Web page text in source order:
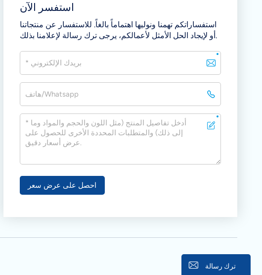
استفسر الآن
استفساراتكم تهمنا ونوليها اهتماماً بالغاً. للاستفسار عن منتجاتنا
أو لإيجاد الحل الأمثل لأعمالكم، يرجى ترك رسالة لإعلامنا بذلك.
احصل على عرض سعر
ترك رسالة